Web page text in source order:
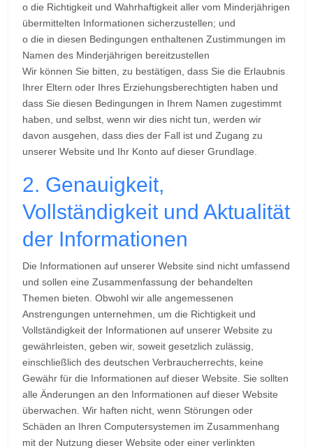
o die Richtigkeit und Wahrhaftigkeit aller vom Minderjährigen
übermittelten Informationen sicherzustellen; und
o die in diesen Bedingungen enthaltenen Zustimmungen im
Namen des Minderjährigen bereitzustellen
Wir können Sie bitten, zu bestätigen, dass Sie die Erlaubnis
Ihrer Eltern oder Ihres Erziehungsberechtigten haben und
dass Sie diesen Bedingungen in Ihrem Namen zugestimmt
haben, und selbst, wenn wir dies nicht tun, werden wir
davon ausgehen, dass dies der Fall ist und Zugang zu
unserer Website und Ihr Konto auf dieser Grundlage.
2. Genauigkeit,
Vollständigkeit und Aktualität
der Informationen
Die Informationen auf unserer Website sind nicht umfassend
und sollen eine Zusammenfassung der behandelten
Themen bieten. Obwohl wir alle angemessenen
Anstrengungen unternehmen, um die Richtigkeit und
Vollständigkeit der Informationen auf unserer Website zu
gewährleisten, geben wir, soweit gesetzlich zulässig,
einschließlich des deutschen Verbraucherrechts, keine
Gewähr für die Informationen auf dieser Website. Sie sollten
alle Änderungen an den Informationen auf dieser Website
überwachen. Wir haften nicht, wenn Störungen oder
Schäden an Ihren Computersystemen im Zusammenhang
mit der Nutzung dieser Website oder einer verlinkten